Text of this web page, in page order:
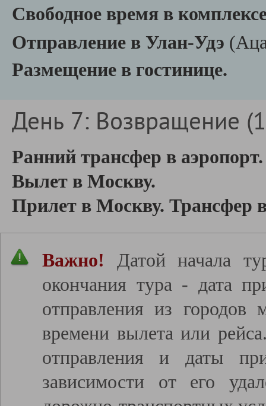
Свободное время в
Отправление в Улан-Удэ
Размещение в гостинице.
День 7: Возвращение
Ранний трансфер в аэропорт.
Вылет в Москву.
Прилет в Москву. Трансфер
Важно!
Датой начала
окончания тура - дата
отправления из городов
времени вылета или
отправления и даты
зависимости от его